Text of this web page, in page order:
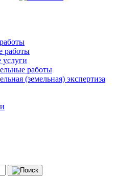
работы
работы
(земельная) экспертиза